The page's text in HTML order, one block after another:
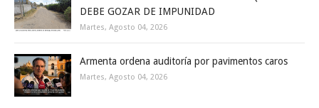
DEBE GOZAR DE IMPUNIDAD
Martes, Agosto 04, 2026
Armenta ordena auditoría por pavimentos caros
Martes, Agosto 04, 2026